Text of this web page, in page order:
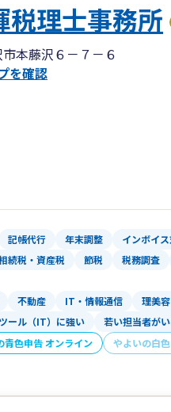
データを活かした経営をバ
成を活用した経営サポート
税理士事務所
本藤沢６－７－６
を確認
記帳代行 年末調整 インボイ
続税・資産税 節税 税務調査
不動産 IT・情報通信 理美容
ール（IT）に強い 若い担当者が
青色申告 オンライン やよいの白